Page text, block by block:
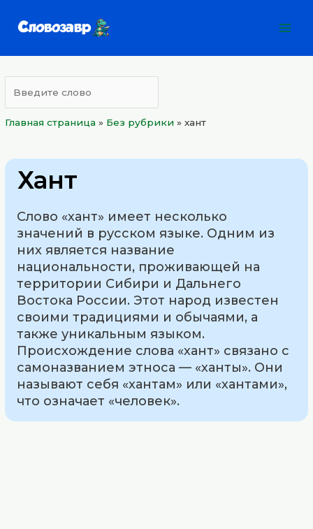
Главная страница » Без рубрики »хант
Хант
Слово «хант» имеет несколько
значений в русском языке. Одним из
них является название
национальности, проживающей на
территории Сибири и Дальнего
Востока России. Этот народ известен
своими традициями и обычаями, а
также уникальным языком.
Происхождение слова «хант» связано с
самоназванием этноса — «ханты». Они
называют себя «хантам» или «хантами»,
что означает «человек».